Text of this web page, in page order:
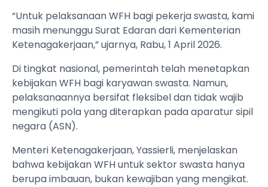
“Untuk pelaksanaan WFH bagi pekerja swasta, kami
masih menunggu Surat Edaran dari Kementerian
Ketenagakerjaan,” ujarnya, Rabu, 1 April 2026.
Di tingkat nasional, pemerintah telah menetapkan
kebijakan WFH bagi karyawan swasta. Namun,
pelaksanaannya bersifat fleksibel dan tidak wajib
mengikuti pola yang diterapkan pada aparatur sipil
negara (ASN).
Menteri Ketenagakerjaan, Yassierli, menjelaskan
bahwa kebijakan WFH untuk sektor swasta hanya
berupa imbauan, bukan kewajiban yang mengikat.